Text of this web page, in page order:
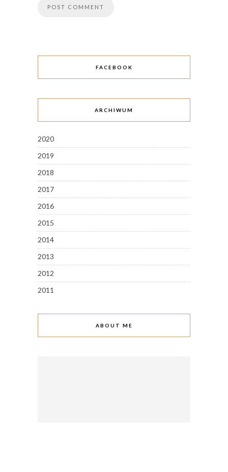
FACEBOOK
ARCHIWUM
2020
2019
2018
2017
2016
2015
2014
2013
2012
2011
ABOUT ME